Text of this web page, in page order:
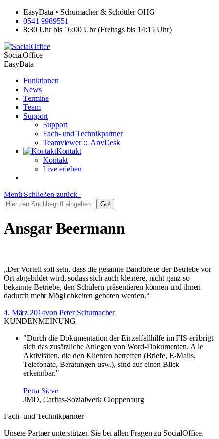
EasyData • Schumacher & Schöttler OHG
0541 9989551
8:30 Uhr bis 16:00 Uhr (Freitags bis 14:15 Uhr)
SocialOffice
EasyData
Funktionen
News
Termine
Team
Support
Support
Fach- und Technikpartner
Teamviewer ::: AnyDesk
Kontakt
Kontakt
Live erleben
Menü Schließen zurück
Ansgar Beermann
„Der Vorteil soll sein, dass die gesamte Bandbreite der Betriebe vor
Ort abgebildet wird, sodass sich auch kleinere, nicht ganz so
bekannte Betriebe, den Schülern präsentieren können und ihnen
dadurch mehr Möglichkeiten geboten werden.“
4. März 2014von Peter Schumacher
KUNDENMEINUNG
"Durch die Dokumentation der Einzelfallhilfe im FIS erübrigt
sich das zusätzliche Anlegen von Word-Dokumenten. Alle
Aktivitäten, die den Klienten betreffen (Briefe, E-Mails,
Telefonate, Beratungen usw.), sind auf einen Blick
erkennbar."
Petra Sieve
JMD, Caritas-Sozialwerk Cloppenburg
Fach- und Technikparnter
Unsere Partner unterstützen Sie bei allen Fragen zu SocialOffice.